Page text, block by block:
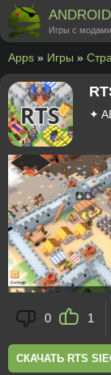
Игры с
Apps » Игры »
✦
0 1
СКАЧАТЬ RTS